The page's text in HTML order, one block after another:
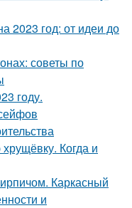
2023 год: от идеи до
советы по
году.
Когда и
Каркасный
и